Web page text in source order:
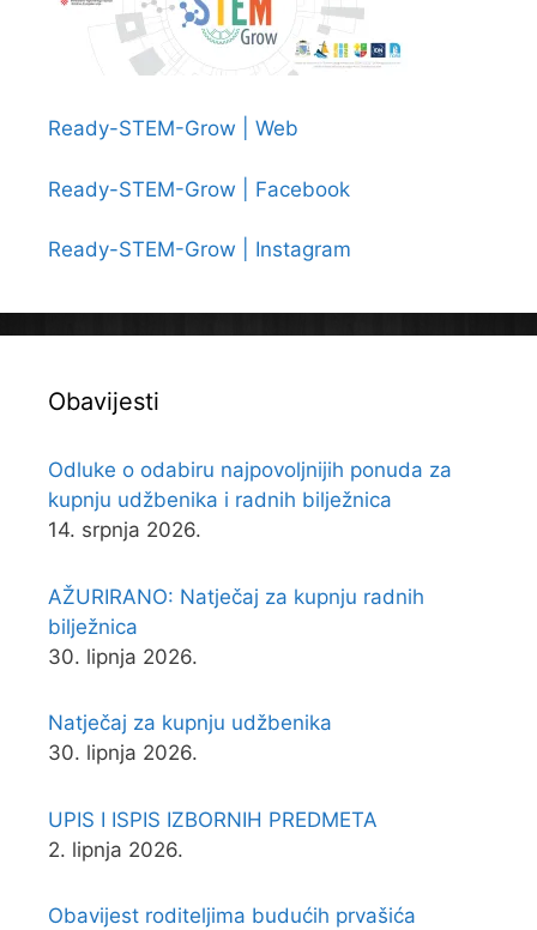
Ready-STEM-Grow | Web
Ready-STEM-Grow | Facebook
Ready-STEM-Grow | Instagram
Obavijesti
Odluke o odabiru najpovoljnijih ponuda za
kupnju udžbenika i radnih bilježnica
14. srpnja 2026.
AŽURIRANO: Natječaj za kupnju radnih
bilježnica
30. lipnja 2026.
Natječaj za kupnju udžbenika
30. lipnja 2026.
UPIS I ISPIS IZBORNIH PREDMETA
2. lipnja 2026.
Obavijest roditeljima budućih prvašića